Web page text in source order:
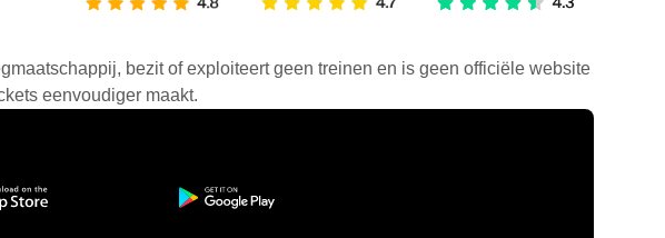
bezit of exploiteert geen treinen en is geen officiële website
eenvoudiger maakt.